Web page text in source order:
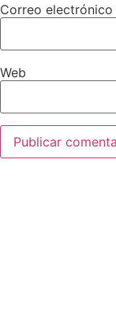
Correo electrónico
Web